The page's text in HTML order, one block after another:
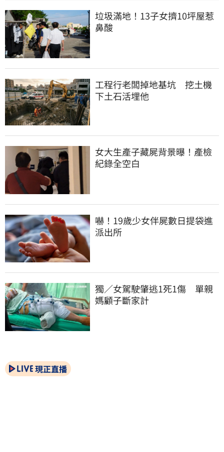
垃圾滿地！13子女擠10坪屋惹
鼻酸
工程行老闆掉地基坑　挖土機
下土石活埋他
女大生產子藏屍背景曝！產檢
紀錄全空白
嚇！19歲少女伴屍數日提袋進
派出所
獨／女駕駛肇逃1死1傷　單親
媽顧子斷家計
現正直播